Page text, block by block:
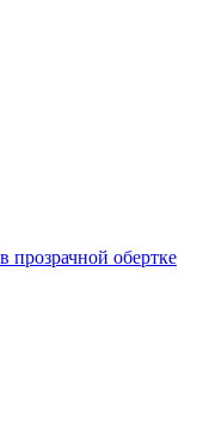
прозрачной обертке